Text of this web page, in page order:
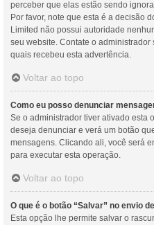
perceber que elas estão sendo
Por favor, note que esta é a decisão
Limited não possui autoridade
seu website. Contate o
quais recebeu esta advertência.
Voltar ao topo
Como eu posso denunciar
Se o administrador tiver ativado esta
deseja denunciar e verá um botão
mensagens. Clicando ali, você será
para executar esta operação.
Voltar ao topo
O que é o botão “Salvar” no envio
Esta opção lhe permite salvar o